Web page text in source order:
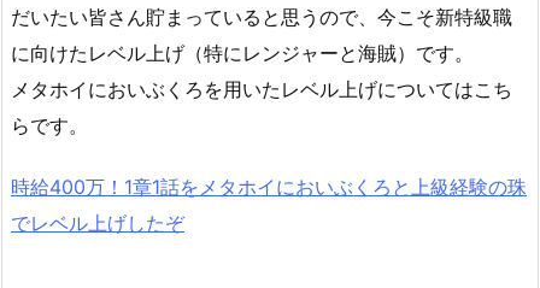
だいたい皆さん貯まっていると思うので、今こそ新特級職
に向けたレベル上げ（特にレンジャーと海賊）です。
メタホイにおいぶくろを用いたレベル上げについてはこち
らです。
時給400万！1章1話をメタホイにおいぶくろと上級経験の珠
でレベル上げしたぞ